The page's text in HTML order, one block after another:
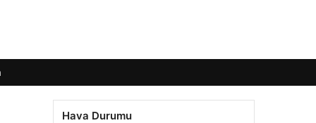
Hava Durumu